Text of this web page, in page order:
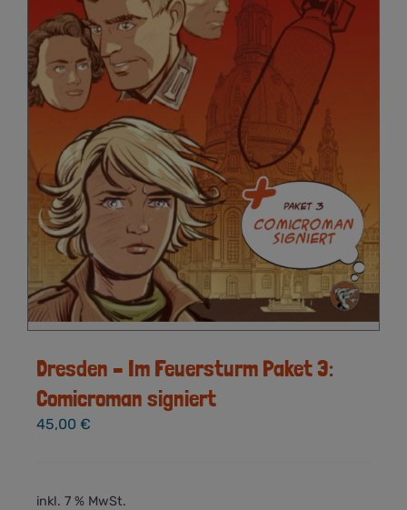
Dresden – Im Feuersturm Paket 3:
Comicroman signiert
45,00 €
inkl. 7 % MwSt.